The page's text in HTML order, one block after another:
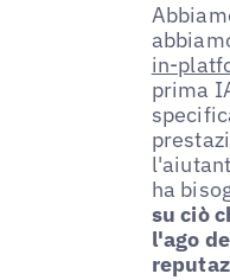
in-
prima
ha
su ciò
l'ago